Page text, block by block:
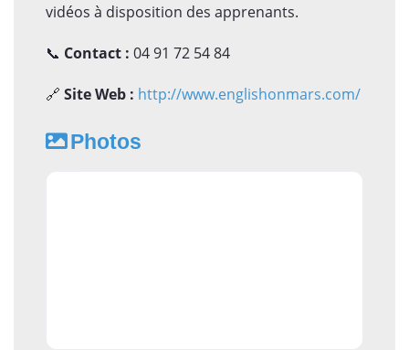
vidéos à disposition des apprenants.
📞 Contact : 04 91 72 54 84
🔗 Site Web : http://www.englishonmars.com/
Photos